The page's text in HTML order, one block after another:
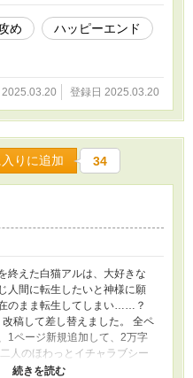
お願いします。 ノベマさん、
も投稿しています。
め
ハッピーエンド
登録日 2025.03.20
りに追加 34
終えた白猫アルは、大好きな
人間に転生したいと神様に願
のまま転生してしまい……？
して差し替えました。 全ペ
1ページ新規追加して、2万字
人のほわっとイチャラブシー
すので、読んでいただけると